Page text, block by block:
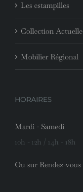
Les estampilles
Collection Actuelle
Mobilier Régional
HORAIRES
Mardi - Samedi
10h - 12h / 14h - 18h
Ou sur Rendez-vous